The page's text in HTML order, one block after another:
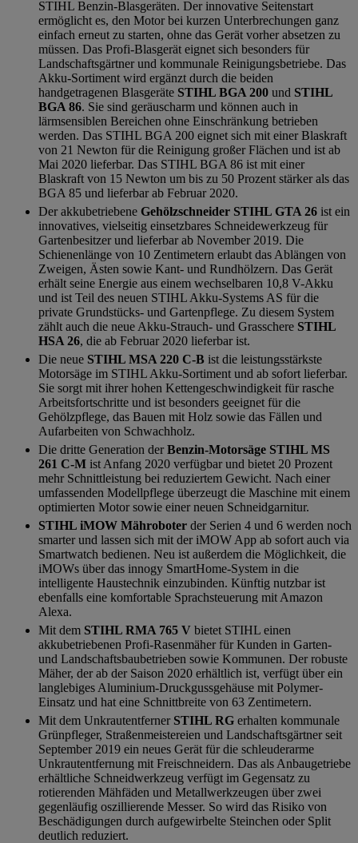
STIHL Benzin-Blasgeräten. Der innovative Seitenstart
ermöglicht es, den Motor bei kurzen Unterbrechungen ganz
einfach erneut zu starten, ohne das Gerät vorher absetzen zu
müssen. Das Profi-Blasgerät eignet sich besonders für
Landschaftsgärtner und kommunale Reinigungsbetriebe. Das
Akku-Sortiment wird ergänzt durch die beiden
handgetragenen Blasgeräte STIHL BGA 200 und STIHL
BGA 86. Sie sind geräuscharm und können auch in
lärmsensiblen Bereichen ohne Einschränkung betrieben
werden. Das STIHL BGA 200 eignet sich mit einer Blaskraft
von 21 Newton für die Reinigung großer Flächen und ist ab
Mai 2020 lieferbar. Das STIHL BGA 86 ist mit einer
Blaskraft von 15 Newton um bis zu 50 Prozent stärker als das
BGA 85 und lieferbar ab Februar 2020.
Der akkubetriebene Gehölzschneider STIHL GTA 26 ist ein
innovatives, vielseitig einsetzbares Schneidewerkzeug für
Gartenbesitzer und lieferbar ab November 2019. Die
Schienenlänge von 10 Zentimetern erlaubt das Ablängen von
Zweigen, Ästen sowie Kant- und Rundhölzern. Das Gerät
erhält seine Energie aus einem wechselbaren 10,8 V-Akku
und ist Teil des neuen STIHL Akku-Systems AS für die
private Grundstücks- und Gartenpflege. Zu diesem System
zählt auch die neue Akku-Strauch- und Grasschere STIHL
HSA 26, die ab Februar 2020 lieferbar ist.
Die neue STIHL MSA 220 C-B ist die leistungsstärkste
Motorsäge im STIHL Akku-Sortiment und ab sofort lieferbar.
Sie sorgt mit ihrer hohen Kettengeschwindigkeit für rasche
Arbeitsfortschritte und ist besonders geeignet für die
Gehölzpflege, das Bauen mit Holz sowie das Fällen und
Aufarbeiten von Schwachholz.
Die dritte Generation derBenzin-Motorsäge STIHL MS
261 C-M ist Anfang 2020 verfügbar und bietet 20 Prozent
mehr Schnittleistung bei reduziertem Gewicht. Nach einer
umfassenden Modellpflege überzeugt die Maschine mit einem
optimierten Motor sowie einer neuen Schneidgarnitur.
STIHL iMOW Mähroboter der Serien 4 und 6 werden noch
smarter und lassen sich mit der iMOW App ab sofort auch via
Smartwatch bedienen. Neu ist außerdem die Möglichkeit, die
iMOWs über das innogy SmartHome-System in die
intelligente Haustechnik einzubinden. Künftig nutzbar ist
ebenfalls eine komfortable Sprachsteuerung mit Amazon
Alexa.
Mit dem STIHL RMA 765 V bietet STIHL einen
akkubetriebenen Profi-Rasenmäher für Kunden in Garten-
und Landschaftsbaubetrieben sowie Kommunen. Der robuste
Mäher, der ab der Saison 2020 erhältlich ist, verfügt über ein
langlebiges Aluminium-Druckgussgehäuse mit Polymer-
Einsatz und hat eine Schnittbreite von 63 Zentimetern.
Mit dem Unkrautentferner STIHL RG erhalten kommunale
Grünpfleger, Straßenmeistereien und Landschaftsgärtner seit
September 2019 ein neues Gerät für die schleuderarme
Unkrautentfernung mit Freischneidern. Das als Anbaugetriebe
erhältliche Schneidwerkzeug verfügt im Gegensatz zu
rotierenden Mähfäden und Metallwerkzeugen über zwei
gegenläufig oszillierende Messer. So wird das Risiko von
Beschädigungen durch aufgewirbelte Steinchen oder Split
deutlich reduziert.